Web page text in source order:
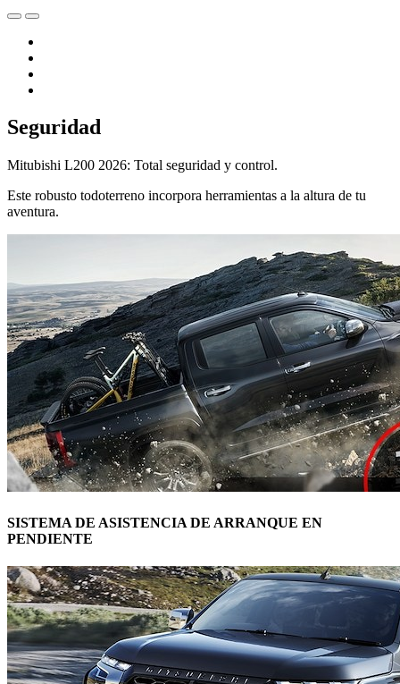
Seguridad
Mitubishi L200 2026: Total seguridad y control.
Este robusto todoterreno incorpora herramientas a la altura de tu
aventura.
SISTEMA DE ASISTENCIA DE ARRANQUE EN
PENDIENTE